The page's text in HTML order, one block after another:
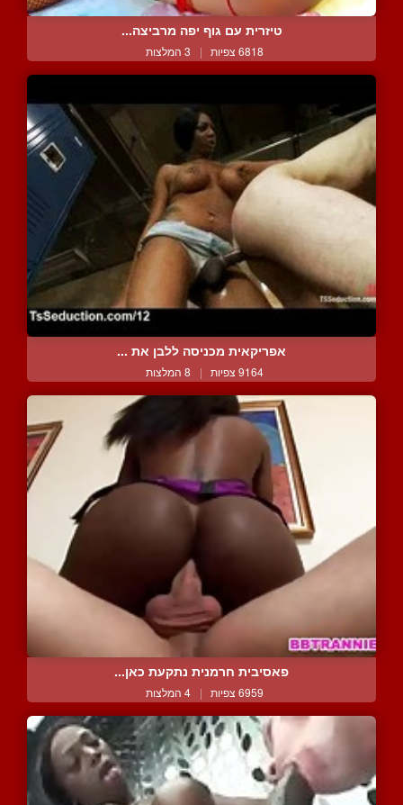
טיזרית עם גוף יפה מרביצה...
6818 צפיות | 3 המלצות
אפריקאית מכניסה ללבן את ...
9164 צפיות | 8 המלצות
פאסיבית חרמנית נתקעת כאן...
6959 צפיות | 4 המלצות